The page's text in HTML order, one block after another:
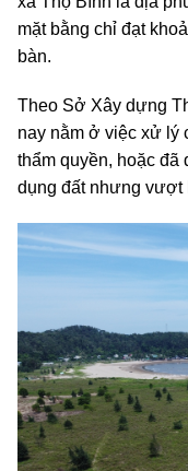
mặt bằng chỉ đạt
bàn.
Theo Sở Xây dựng
nay nằm ở việc xử lý
thẩm quyền, hoặc
dụng đất nhưng vượt